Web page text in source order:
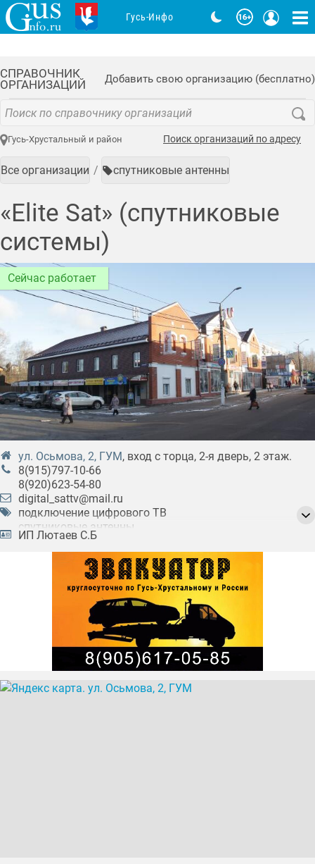
СПРАВОЧНИК
ОРГАНИЗАЦИЙ
Добавить свою организацию (бесплатно)
Гусь-Хрустальный и район Поиск организаций по адресу
Все организации спутниковые антенны
«Elite Sat» (спутниковые
системы)
Сейчас работает
ул. Осьмовa, 2, ГУМ, вход с торца, 2-я дверь, 2 этаж.
8(915)797-10-66
8(920)623-54-80
digital_sattv@mail.ru
подключение цифрового ТВ
спутниковые антенны
подключение спутникового телевидения
спутниковое оборудование
телекоммуникационные услуги
подключение эфирного ТВ
оборудование для цифрового ТВ
настройка оборудования для ТВ
ремонт и обслуживание оборудования для ТВ
прошивка оборудования для ТВ
приём платежей
оплата за ТВ
техника видеонаблюдения
домофоны
ИП Лютаев С.Б
Гусь-Инфо